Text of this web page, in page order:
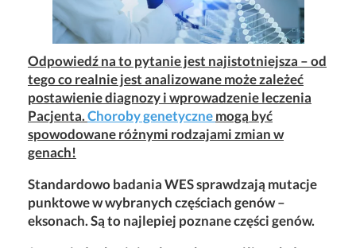
Odpowiedź na to pytanie jest najistotniejsza – od
tego co realnie jest analizowane może zależeć
postawienie diagnozy i wprowadzenie leczenia
Pacjenta.Choroby genetycznemogą być
spowodowane różnymi rodzajami zmian w
genach!
Standardowo badania WES sprawdzają mutacje
punktowe w wybranych częściach genów –
eksonach. Są to najlepiej poznane części genów.